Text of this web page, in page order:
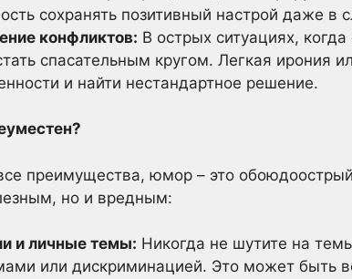
сохранять позитивный настрой даже в
конфликтов: В острых ситуациях,
спасательным кругом. Легкая ирония
и найти нестандартное решение.
преимущества, юмор – это
но и вредным:
и личные темы: Никогда не шутите на
или дискриминацией. Это может быть